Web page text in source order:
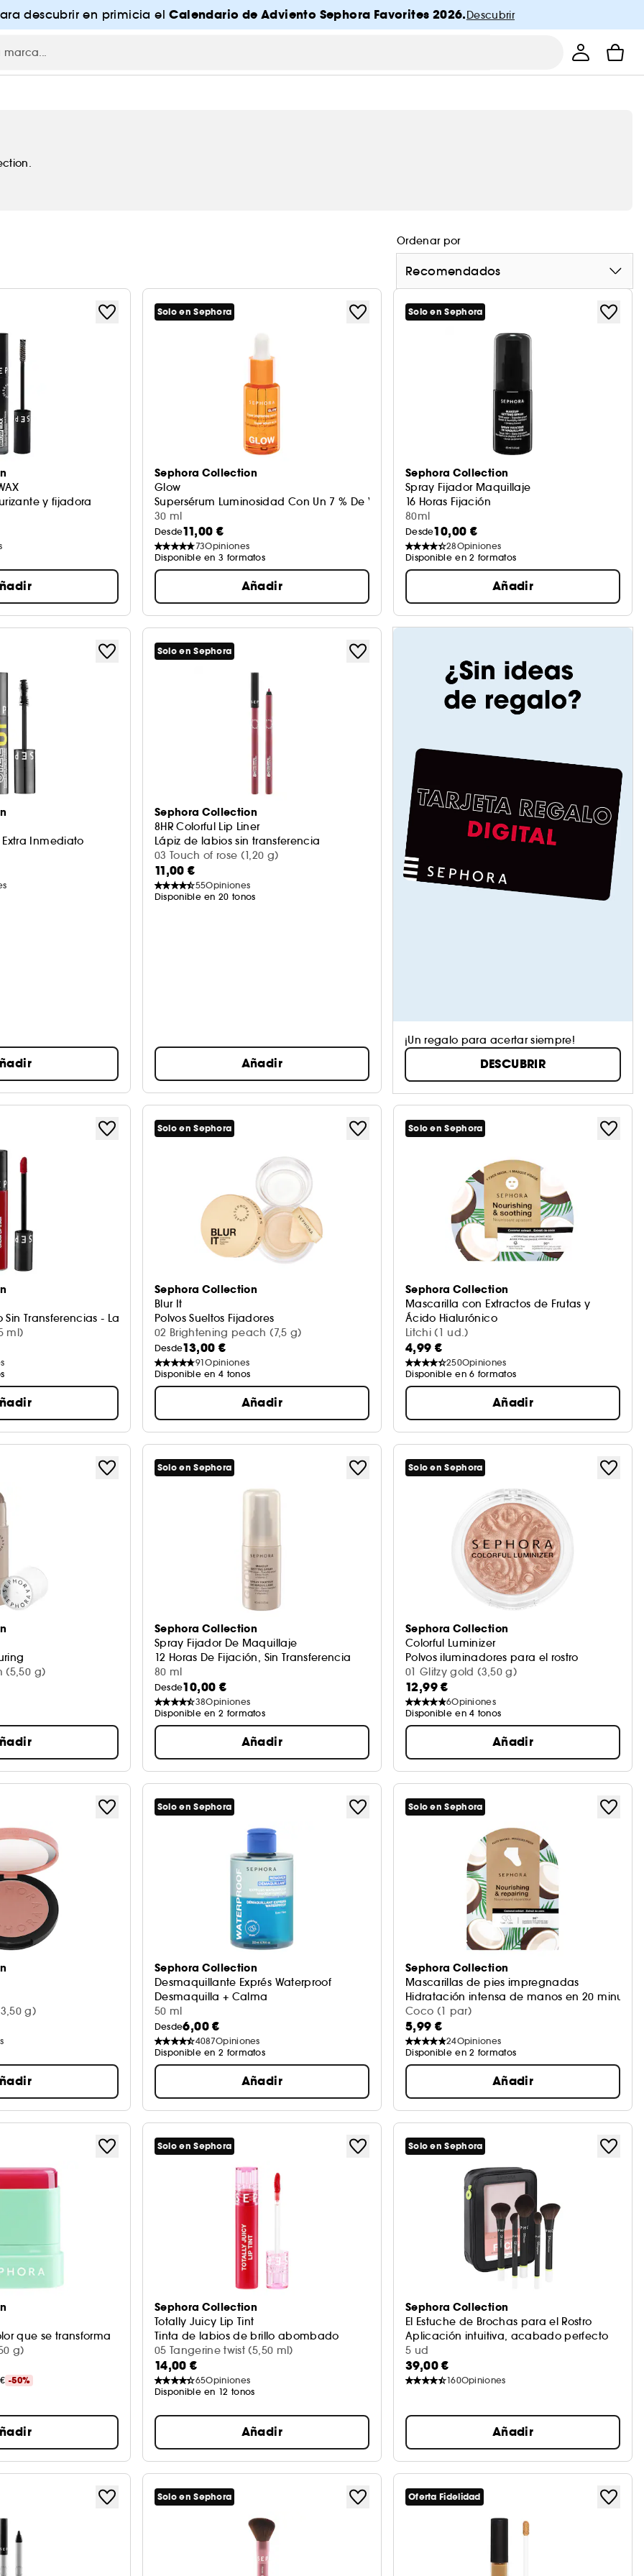
descubrir en primicia elCalendario de Adviento Sephora Favorites 2026.Descubrir
Ordenar por
Recomendados
y fijadora
Solo en Sephora
Sephora Collection
Glow
Supersérum Luminosidad Con Un 7 % De Vitamina C Y Vitamina E
30 ml
Desde11,00 €
73Opiniones
Disponible en 3 formatos
Añadir
Solo en Sephora
Sephora Collection
Spray Fijador Maquillaje
16 Horas Fijación
80ml
Desde10,00 €
28Opiniones
Disponible en 2 formatos
Añadir
Inmediato
Solo en Sephora
Sephora Collection
8HR Colorful Lip Liner
Lápiz de labios sin transferencia
03 Touch of rose (1,20 g)
11,00 €
55Opiniones
Disponible en 20 tonos
Añadir
¡Un regalo para acertar siempre!
DESCUBRIR
Transferencias - Labial Líquido Mate
ml)
Solo en Sephora
Sephora Collection
Blur It
Polvos Sueltos Fijadores
02 Brightening peach (7,5 g)
Desde13,00 €
91Opiniones
Disponible en 4 tonos
Añadir
Solo en Sephora
Sephora Collection
Mascarilla con Extractos de Frutas y
Ácido Hialurónico
Mascarilla Facial
Litchi (1 ud.)
4,99 €
250Opiniones
Disponible en 6 formatos
Añadir
(5,50 g)
Solo en Sephora
Sephora Collection
Spray Fijador De Maquillaje
12 Horas De Fijación, Sin Transferencia
80 ml
Desde10,00 €
38Opiniones
Disponible en 2 formatos
Añadir
Solo en Sephora
Sephora Collection
Colorful Luminizer
Polvos iluminadores para el rostro
01 Glitzy gold (3,50 g)
12,99 €
6Opiniones
Disponible en 4 tonos
Añadir
g)
Solo en Sephora
Sephora Collection
Desmaquillante Exprés Waterproof
Desmaquilla + Calma
50 ml
Desde6,00 €
4087Opiniones
Disponible en 2 formatos
Añadir
Solo en Sephora
Sephora Collection
Mascarillas de pies impregnadas
Hidratación intensa de manos en 20 minutos
Coco (1 par)
5,99 €
24Opiniones
Disponible en 2 formatos
Añadir
que se transforma
g)
-50%
Solo en Sephora
Sephora Collection
Totally Juicy Lip Tint
Tinta de labios de brillo abombado
05 Tangerine twist (5,50 ml)
14,00 €
65Opiniones
Disponible en 12 tonos
Añadir
Solo en Sephora
Sephora Collection
El Estuche de Brochas para el Rostro
Aplicación intuitiva, acabado perfecto
5 ud
39,00 €
160Opiniones
Añadir
Solo en Sephora Oferta Fidelidad